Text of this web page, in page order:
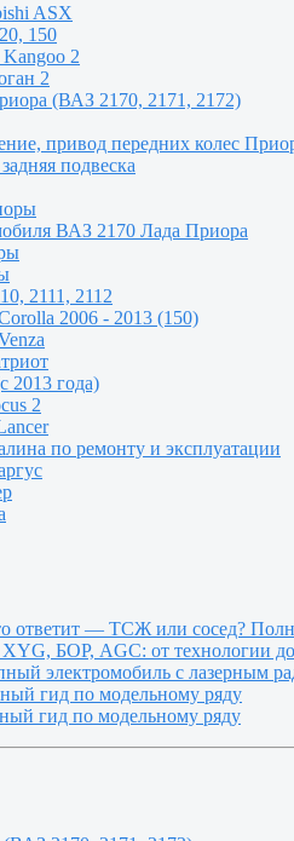
ASX
150
2
2
(ВАЗ 2170, 2171, 2172)
привод передних колес
подвеска
ВАЗ 2170 Лада Приора
2111, 2112
2006 - 2013 (150)
2013 года)
2
по ремонту и эксплуатации
ответит — ТСЖ или сосед?
БОР, AGC: от технологии
электромобиль с лазерным
гид по модельному ряду
гид по модельному ряду